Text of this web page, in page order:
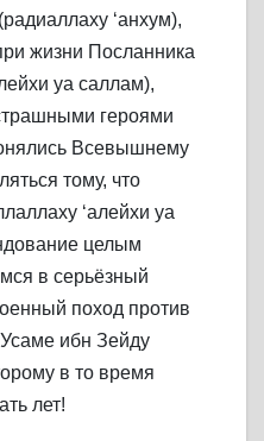
‘анхум),
жизни Посланника
уа саллам),
героями
Всевышнему
тому, что
‘алейхи уа
целым
в серьёзный
поход против
ибн Зейду
в то время
лет!